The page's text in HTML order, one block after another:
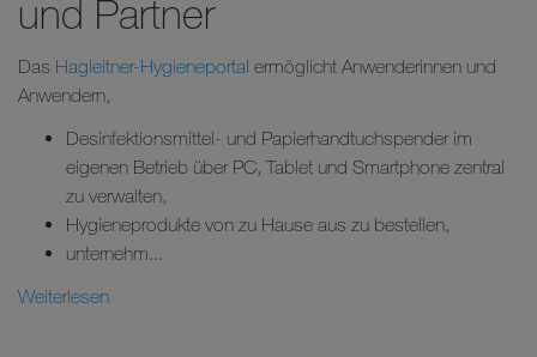
und Partner
Das Hagleitner-Hygieneportal ermöglicht Anwenderinnen und
Anwendern,
Desinfektionsmittel- und Papierhandtuchspender im
eigenen Betrieb über PC, Tablet und Smartphone zentral
zu verwalten,
Hygieneprodukte von zu Hause aus zu bestellen,
unternehm...
Weiterlesen